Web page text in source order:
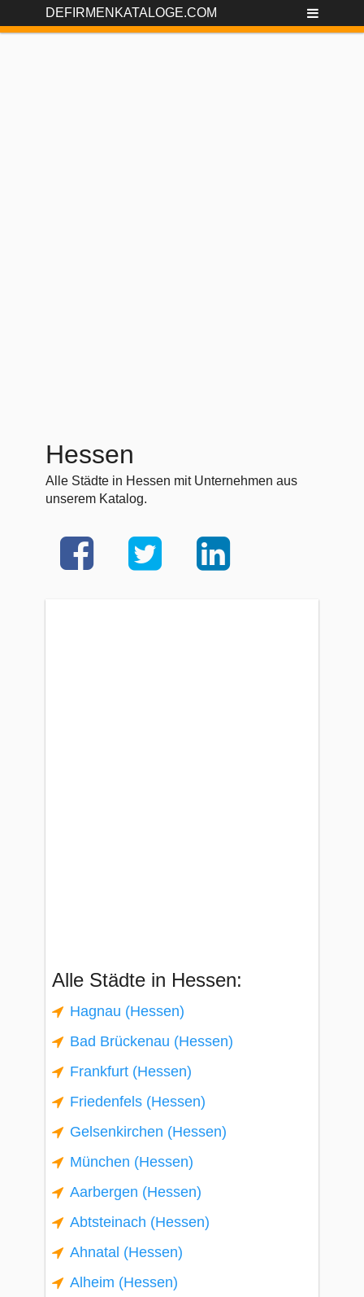
DEFIRMENKATALOGE.COM
Hessen
Alle Städte in Hessen mit Unternehmen aus
unserem Katalog.
Alle Städte in Hessen:
Hagnau (Hessen)
Bad Brückenau (Hessen)
Frankfurt (Hessen)
Friedenfels (Hessen)
Gelsenkirchen (Hessen)
München (Hessen)
Aarbergen (Hessen)
Abtsteinach (Hessen)
Ahnatal (Hessen)
Alheim (Hessen)